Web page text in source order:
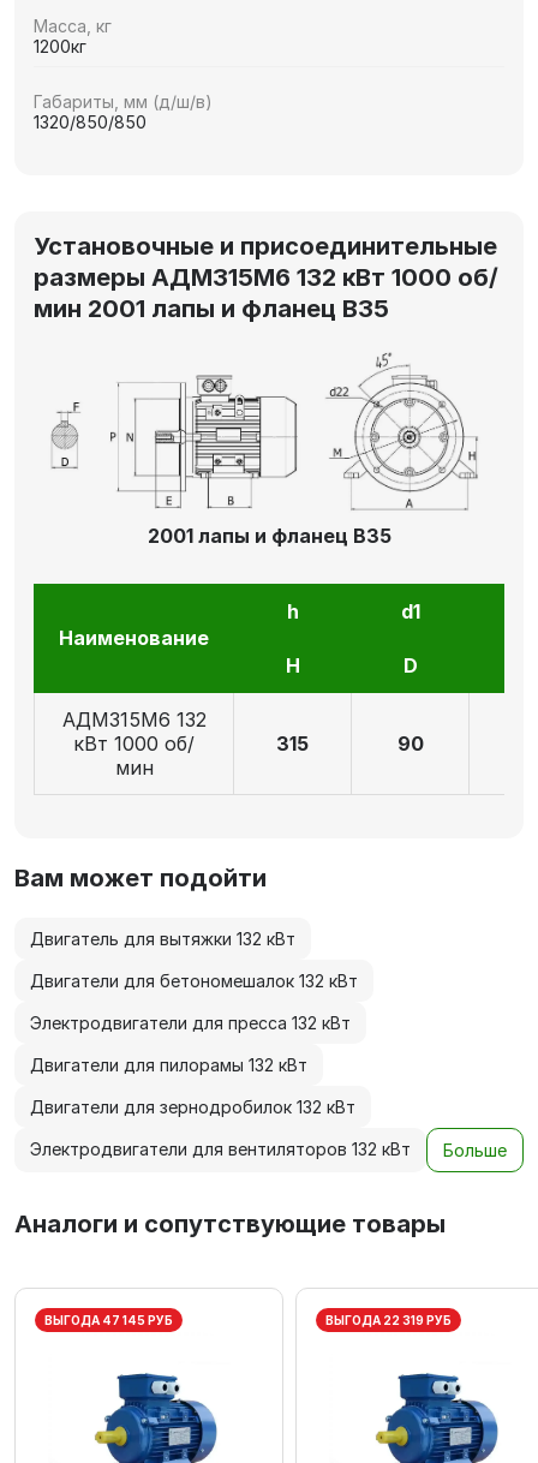
Масса, кг
1200кг
Габариты, мм (д/ш/в)
1320/850/850
Установочные и присоединительные
размеры АДМ315М6 132 кВт 1000 об/
мин 2001 лапы и фланец В35
2001 лапы и фланец В35
Наименование
h d1
H D
АДМ315М6 132
кВт 1000 об/
мин
315 90
Вам может подойти
Двигатель для вытяжки 132 кВт
Двигатели для бетономешалок 132 кВт
Электродвигатели для пресса 132 кВт
Двигатели для пилорамы 132 кВт
Двигатели для зернодробилок 132 кВт
Электродвигатели для вентиляторов 132 кВт Больше
Аналоги и сопутствующие товары
ВЫГОДА 47 145 РУБ ВЫГОДА 22 319 РУБ